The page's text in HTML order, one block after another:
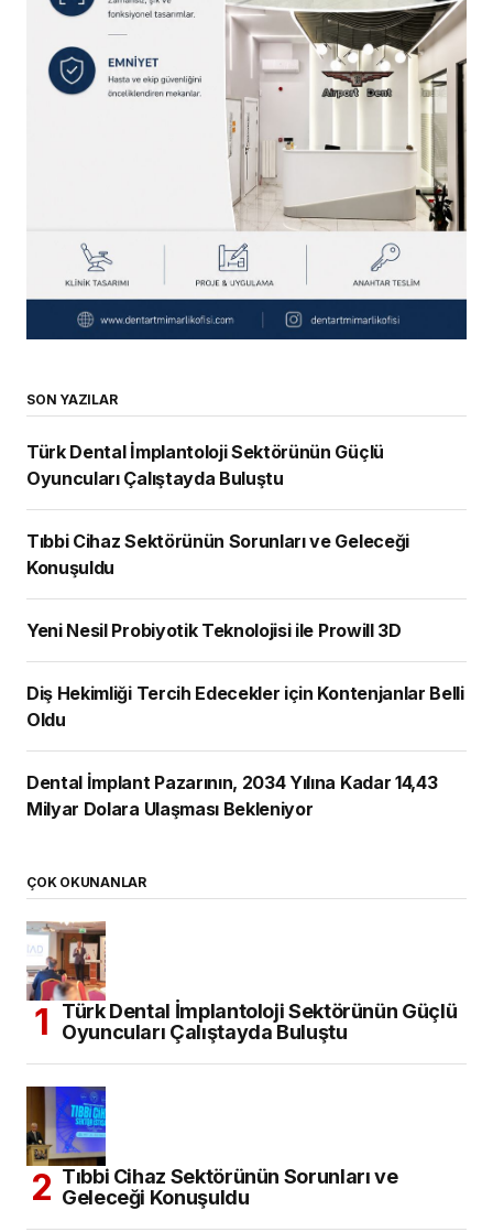
SON YAZILAR
Türk Dental İmplantoloji Sektörünün Güçlü
Oyuncuları Çalıştayda Buluştu
Tıbbi Cihaz Sektörünün Sorunları ve Geleceği
Konuşuldu
Yeni Nesil Probiyotik Teknolojisi ile Prowill 3D
Diş Hekimliği Tercih Edecekler için Kontenjanlar Belli
Oldu
Dental İmplant Pazarının, 2034 Yılına Kadar 14,43
Milyar Dolara Ulaşması Bekleniyor
ÇOK OKUNANLAR
Türk Dental İmplantoloji Sektörünün Güçlü
Oyuncuları Çalıştayda Buluştu
Tıbbi Cihaz Sektörünün Sorunları ve
Geleceği Konuşuldu